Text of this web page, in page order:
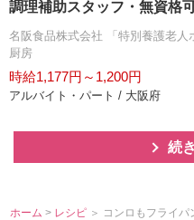
調理補助スタッフ・無資格
名阪食品株式会社 「特別養護老
厨房
時給1,177円～1,200円
アルバイト・パート / 大阪府
続
ホーム > レシピ ＞ コンロもフライ